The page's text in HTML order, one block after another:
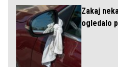
Zakaj
ogledalo